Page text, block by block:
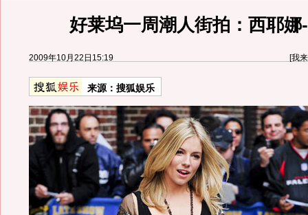
好莱坞一周潮人街拍：西耶娜
2009年10月22日15:19 [我
来源： 搜狐娱乐